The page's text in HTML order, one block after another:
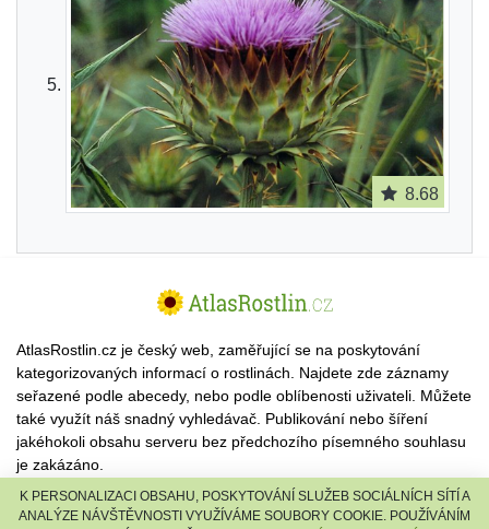
8.68
AtlasRostlin.cz je český web, zaměřující se na poskytování
kategorizovaných informací o rostlinách. Najdete zde záznamy
seřazené podle abecedy, nebo podle oblíbenosti uživateli. Můžete
také využít náš snadný vyhledávač. Publikování nebo šíření
jakéhokoli obsahu serveru bez předchozího písemného souhlasu
je zakázáno.
© 2026 AtlasRostlin.cz |TISCALI MEDIA, a.s.|Člen skupiny
K PERSONALIZACI OBSAHU, POSKYTOVÁNÍ SLUŽEB SOCIÁLNÍCH SÍTÍ A
ANALÝZE NÁVŠTĚVNOSTI VYUŽÍVÁME SOUBORY COOKIE. POUŽÍVÁNÍM